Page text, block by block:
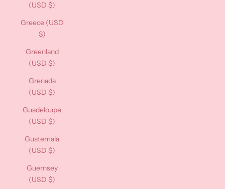
(USD $)
Greece (USD
$)
Greenland
(USD $)
Grenada
(USD $)
Guadeloupe
(USD $)
Guatemala
(USD $)
Guernsey
(USD $)